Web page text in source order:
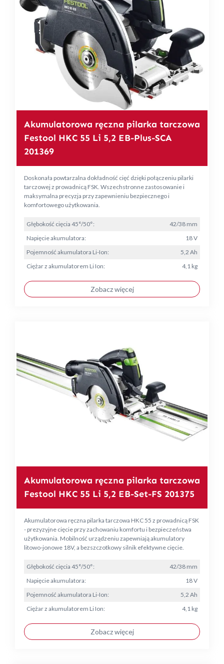
Akumulatorowa ręczna pilarka tarczowa
Festool HKC 55 Li 5,2 EB-Plus-SCA
201369
Doskonała powtarzalna dokładność cięć dzięki połączeniu pilarki
tarczowej z prowadnicą FSK. Wszechstronne zastosowanie i
maksymalna precyzja przy zapewnieniu bezpiecznego i
komfortowego użytkowania.
Głębokość cięcia 45°/50°:
42/38 mm
Napięcie akumulatora:
18 V
Pojemność akumulatora Li-Ion:
5,2 Ah
Ciężar z akumulatorem Li Ion:
4,1 kg
Zobacz więcej
Akumulatorowa ręczna pilarka tarczowa
Festool HKC 55 Li 5,2 EB-Set-FS 201375
Akumulatorowa ręczna pilarka tarczowa HKC 55 z prowadnicą FSK
- prezyzyjne cięcie przy zachowaniu komfortu i bezpieczeństwa
użytkowania. Mobilność urządzeniu zapewniają akumulatory
litowo-jonowe 18V, a bezszczotkowy silnik efektywne cięcie.
Głębokość cięcia 45°/50°:
42/38 mm
Napięcie akumulatora:
18 V
Pojemność akumulatora Li-Ion:
5,2 Ah
Ciężar z akumulatorem Li Ion:
4,1 kg
Zobacz więcej